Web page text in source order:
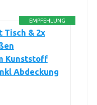
EMPFEHLUNG
Tisch & 2x
Kunststoff
Abdeckung